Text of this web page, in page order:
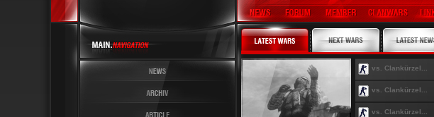
vs. Clankürzel...
vs. Clankürzel...
vs. Clankürzel...